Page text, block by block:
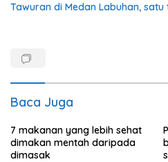
Tawuran di Medan Labuhan,
Baca Juga
7 makanan yang lebih sehat
dimakan mentah daripada
dimasak